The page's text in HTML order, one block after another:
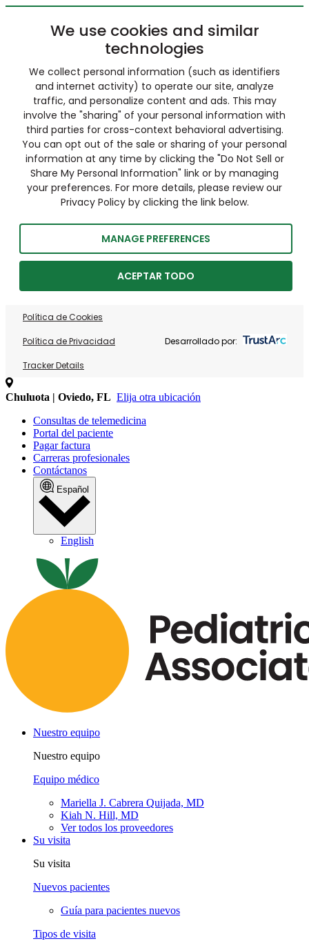
We use cookies and similar
technologies
We collect personal information (such as identifiers
and internet activity) to operate our site, analyze
traffic, and personalize content and ads. This may
involve the "sharing" of your personal information with
third parties for cross-context behavioral advertising.
You can opt out of the sale or sharing of your personal
information at any time by clicking the "Do Not Sell or
Share My Personal Information" link or by managing
your preferences. For more details, please review our
Privacy Policy by clicking the link below.
MANAGE PREFERENCES
ACEPTAR TODO
Política de Cookies
Política de Privacidad
Tracker Details
Desarrollado por:
Chuluota | Oviedo, FL Elija otra ubicación
Consultas de telemedicina
Portal del paciente
Pagar factura
Carreras profesionales
Contáctanos
Español
English
Nuestro equipo
Nuestro equipo
Equipo médico
Mariella J. Cabrera Quijada, MD
Kiah N. Hill, MD
Ver todos los proveedores
Su visita
Su visita
Nuevos pacientes
Guía para pacientes nuevos
Tipos de visita